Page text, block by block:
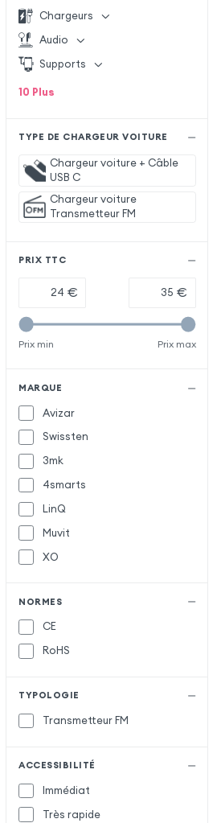
Chargeurs
Audio
Supports
10 Plus
TYPE DE CHARGEUR VOITURE
Chargeur voiture + Câble
USB C
Chargeur voiture
Transmetteur FM
PRIX TTC
€ €
Prix min Prix max
MARQUE
Avizar
Swissten
3mk
4smarts
LinQ
Muvit
XO
NORMES
CE
RoHS
TYPOLOGIE
Transmetteur FM
ACCESSIBILITÉ
Immédiat
Très rapide